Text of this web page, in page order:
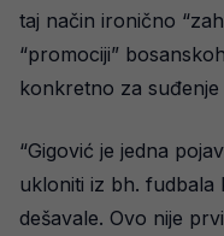
taj način ironično
“promociji”
konkretno za
“Gigović je jedna
ukloniti iz bh. fudbala
dešavale. Ovo nije